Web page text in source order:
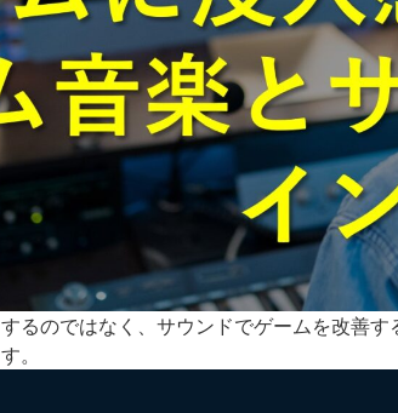
るのではなく、サウンドでゲームを改善
。